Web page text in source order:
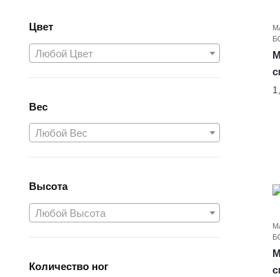
Цвет
Любой Цвет
Вес
Любой Вес
Высота
Любой Высота
Количество ног